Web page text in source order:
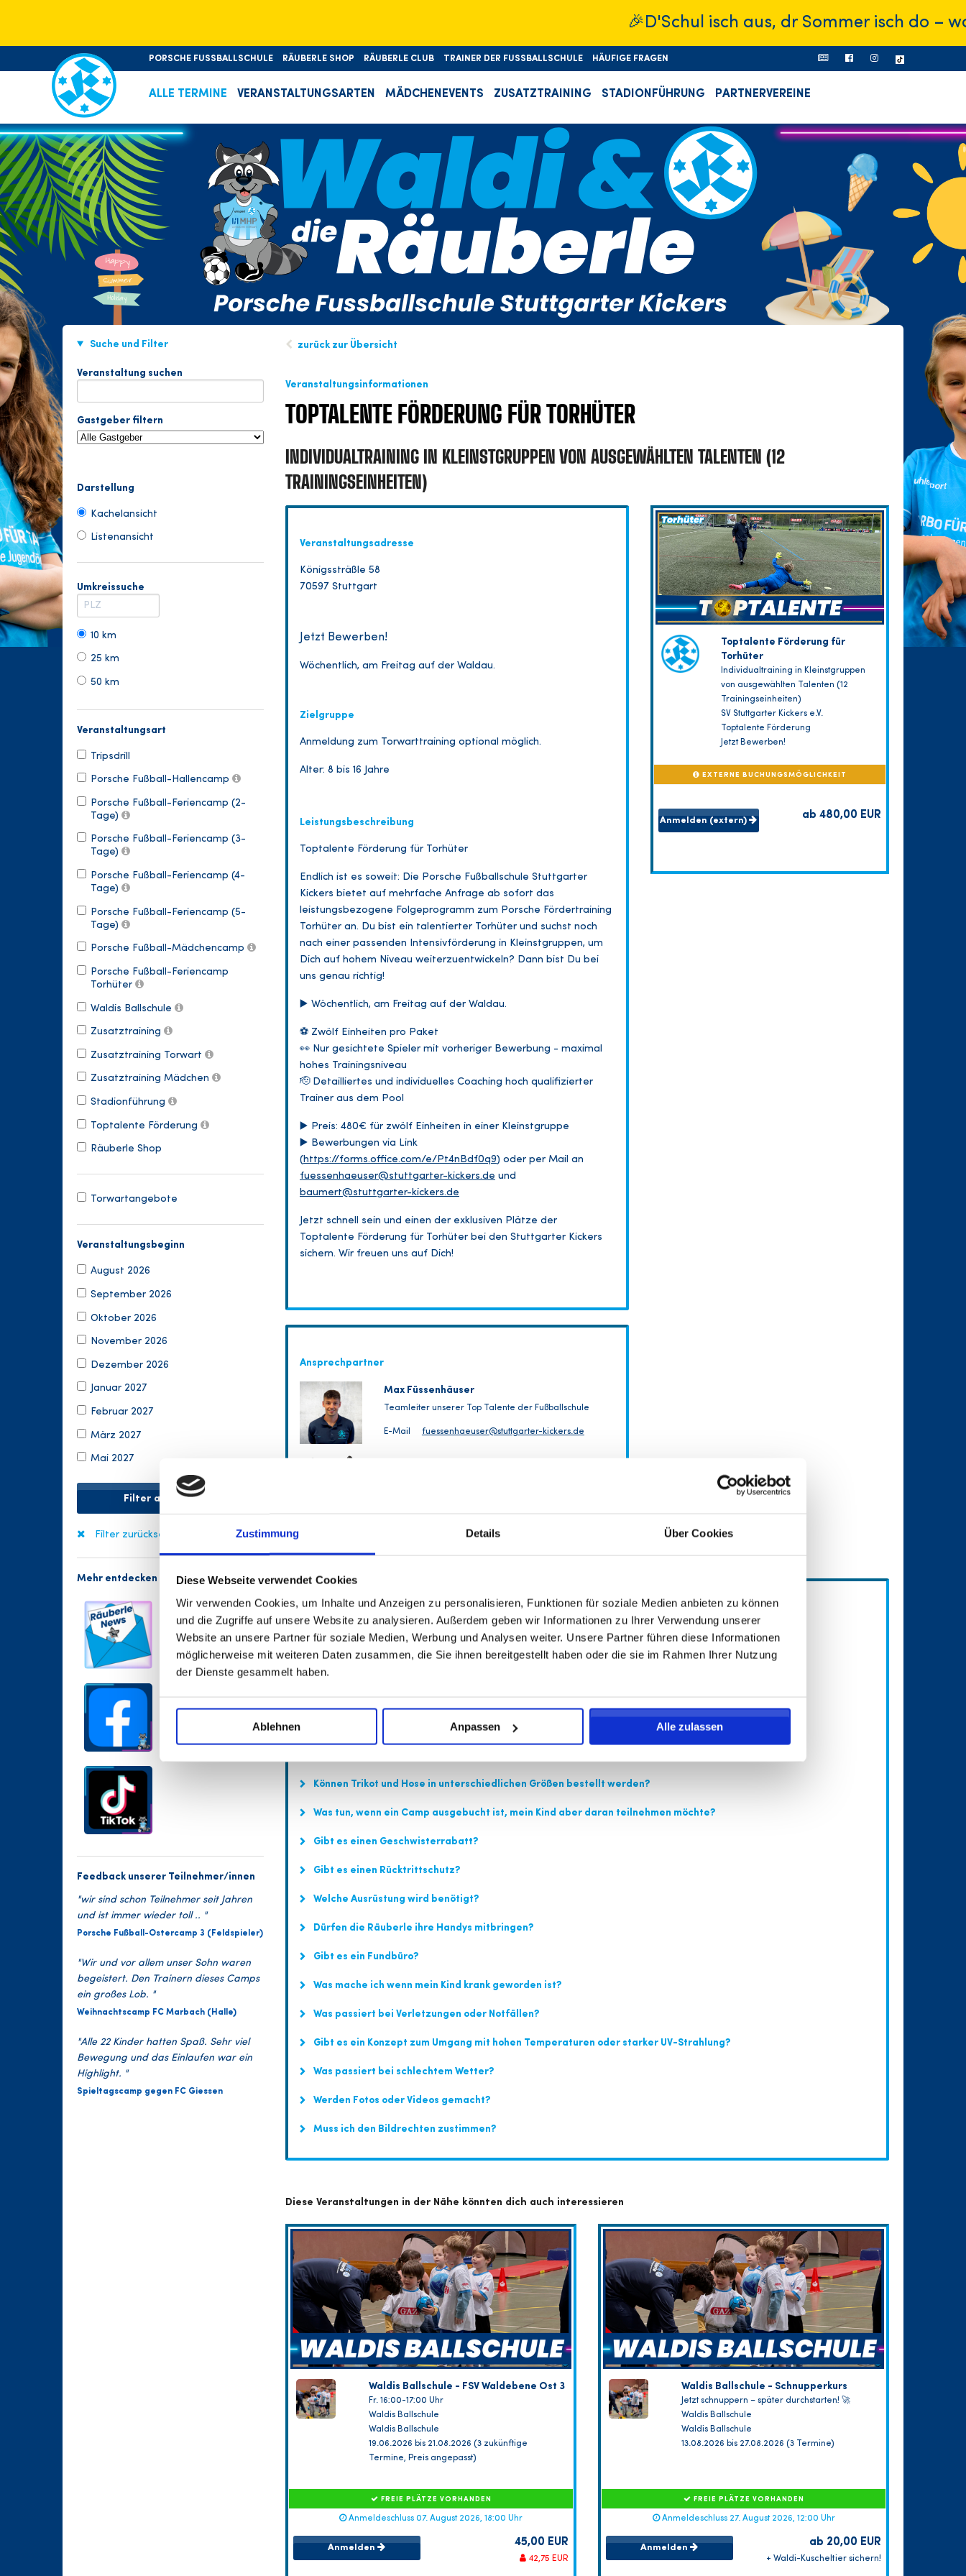
Zustimmung Details Über Cookies
Diese Webseite verwendet Cookies
Wir verwenden Cookies, um Inhalte und Anzeigen zu personalisieren, Funktionen für soziale Medien anbieten zu können
und die Zugriffe auf unsere Website zu analysieren. Außerdem geben wir Informationen zu Ihrer Verwendung unserer
Website an unsere Partner für soziale Medien, Werbung und Analysen weiter. Unsere Partner führen diese Informationen
möglicherweise mit weiteren Daten zusammen, die Sie ihnen bereitgestellt haben oder die sie im Rahmen Ihrer Nutzung
der Dienste gesammelt haben.
Ablehnen Anpassen Alle zulassen
PORSCHE FUSSBALLSCHULE RÄUBERLE SHOP RÄUBERLE CLUB TRAINER DER FUSSBALLSCHULE HÄUFIGE FRAGEN
ALLE TERMINE VERANSTALTUNGSARTEN MÄDCHENEVENTS ZUSATZTRAINING STADIONFÜHRUNG PARTNERVEREINE
Suche und Filter
Veranstaltung suchen
Gastgeber filtern
Darstellung
Kachelansicht
Listenansicht
Umkreissuche
10 km
25 km
50 km
Veranstaltungsart
Tripsdrill
Porsche Fußball-Hallencamp
Porsche Fußball-Feriencamp (2-
Tage)
Porsche Fußball-Feriencamp (3-
Tage)
Porsche Fußball-Feriencamp (4-
Tage)
Porsche Fußball-Feriencamp (5-
Tage)
Porsche Fußball-Mädchencamp
Porsche Fußball-Feriencamp
Torhüter
Waldis Ballschule
Zusatztraining
Zusatztraining Torwart
Zusatztraining Mädchen
Stadionführung
Toptalente Förderung
Räuberle Shop
Torwartangebote
Veranstaltungsbeginn
August 2026
September 2026
Oktober 2026
November 2026
Dezember 2026
Januar 2027
Februar 2027
März 2027
Mai 2027
Filter anwenden
Filter zurücksetzen
Mehr entdecken
Feedback unserer Teilnehmer/innen
"wir sind schon Teilnehmer seit Jahren
und ist immer wieder toll .. "
Porsche Fußball-Ostercamp 3 (Feldspieler)
"Wir und vor allem unser Sohn waren
begeistert. Den Trainern dieses Camps
ein großes Lob. "
Weihnachtscamp FC Marbach (Halle)
"Alle 22 Kinder hatten Spaß. Sehr viel
Bewegung und das Einlaufen war ein
Highlight. "
Spieltagscamp gegen FC Giessen
zurück zur Übersicht
Veranstaltungsinformationen
TOPTALENTE FÖRDERUNG FÜR TORHÜTER
INDIVIDUALTRAINING IN KLEINSTGRUPPEN VON AUSGEWÄHLTEN TALENTEN (12
TRAININGSEINHEITEN)
Veranstaltungsadresse
Königssträßle 58
70597 Stuttgart
Jetzt Bewerben!
Wöchentlich, am Freitag auf der Waldau.
Zielgruppe
Anmeldung zum Torwarttraining optional möglich.
Alter: 8 bis 16 Jahre
Leistungsbeschreibung
Toptalente Förderung für Torhüter ️
Endlich ist es soweit: Die Porsche Fußballschule Stuttgarter
Kickers bietet auf mehrfache Anfrage ab sofort das
leistungsbezogene Folgeprogramm zum Porsche Fördertraining
Torhüter an. Du bist ein talentierter Torhüter und suchst noch
nach einer passenden Intensivförderung in Kleinstgruppen, um
Dich auf hohem Niveau weiterzuentwickeln? Dann bist Du bei
uns genau richtig!️
▶️ Wöchentlich, am Freitag auf der Waldau.
⚽️ Zwölf Einheiten pro Paket
👀 Nur gesichtete Spieler mit vorheriger Bewerbung - maximal
hohes Trainingsniveau
🫡 Detailliertes und individuelles Coaching hoch qualifizierter
Trainer aus dem Pool
▶️ Preis: 480€ für zwölf Einheiten in einer Kleinstgruppe
▶️ Bewerbungen via Link
(https://forms.office.com/e/Pt4nBdf0q9) oder per Mail an
fuessenhaeuser@stuttgarter-kickers.de und
baumert@stuttgarter-kickers.de
Jetzt schnell sein und einen der exklusiven Plätze der
Toptalente Förderung für Torhüter bei den Stuttgarter Kickers
sichern. Wir freuen uns auf Dich!
Ansprechpartner
Max Füssenhäuser
Teamleiter unserer Top Talente der Fußballschule
E-Mail fuessenhaeuser@stuttgarter-kickers.de
Dienstag 10:00 - 15:00 Uhr Donnerstag 10:00 - 15:00 Uhr
Toptalente Förderung für
Torhüter
Individualtraining in Kleinstgruppen
von ausgewählten Talenten (12
Trainingseinheiten)
SV Stuttgarter Kickers e.V.
Toptalente Förderung
Jetzt Bewerben!
EXTERNE BUCHUNGSMÖGLICHKEIT
Anmelden (extern) ab 480,00 EUR
Häufig gestellte Fragen
Ab welchem Alter kann man teilnehmen?
Muss mein Räuberle Mitglied in einem Verein sein?
Wo finde ich die Adresse der Veranstaltung?
Können Trikot und Hose in unterschiedlichen Größen bestellt werden?
Was tun, wenn ein Camp ausgebucht ist, mein Kind aber daran teilnehmen möchte?
Gibt es einen Geschwisterrabatt?
Gibt es einen Rücktrittschutz?
Welche Ausrüstung wird benötigt?
Dürfen die Räuberle ihre Handys mitbringen?
Gibt es ein Fundbüro?
Was mache ich wenn mein Kind krank geworden ist?
Was passiert bei Verletzungen oder Notfällen?
Gibt es ein Konzept zum Umgang mit hohen Temperaturen oder starker UV-Strahlung?
Was passiert bei schlechtem Wetter?
Werden Fotos oder Videos gemacht?
Muss ich den Bildrechten zustimmen?
Diese Veranstaltungen in der Nähe könnten dich auch interessieren
Waldis Ballschule - FSV Waldebene Ost 3
Fr. 16:00-17:00 Uhr
Waldis Ballschule
Waldis Ballschule
19.06.2026 bis 21.08.2026 (3 zukünftige
Termine, Preis angepasst)
FREIE PLÄTZE VORHANDEN
Anmeldeschluss 07. August 2026, 18:00 Uhr
Anmelden 45,00 EUR
42,75 EUR
Waldis Ballschule - Schnupperkurs
Jetzt schnuppern – später durchstarten! 🚀
Waldis Ballschule
Waldis Ballschule
13.08.2026 bis 27.08.2026 (3 Termine)
FREIE PLÄTZE VORHANDEN
Anmeldeschluss 27. August 2026, 12:00 Uhr
Anmelden ab 20,00 EUR
+ Waldi-Kuscheltier sichern!
🎉D'Schul isch aus, dr Sommer isch do – was will